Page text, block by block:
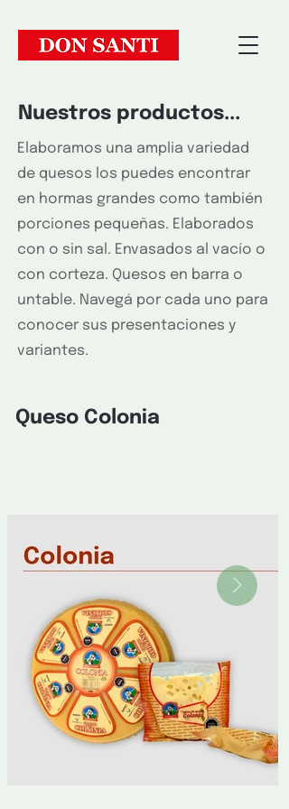
Nuestros productos...
Elaboramos una amplia variedad
de quesos los puedes encontrar
en hormas grandes como también
porciones pequeñas. Elaborados
con o sin sal. Envasados al vacío o
con corteza. Quesos en barra o
untable. Navegá por cada uno para
conocer sus presentaciones y
variantes.
Queso Colonia